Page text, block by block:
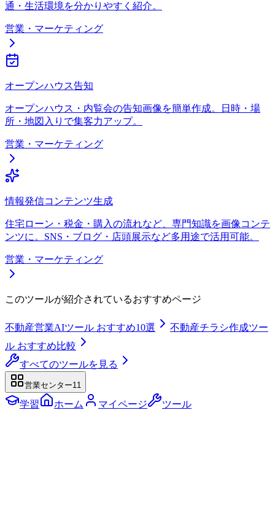
通・生活環境を分かりやすく紹介。
営業・マーケティング
オープンハウス告知
オープンハウス・内覧会の告知画像を簡単作成。日時・場
所・地図入りで集客力アップ。
営業・マーケティング
情報発信コンテンツ生成
住宅ローン・税金・購入の流れなど、専門知識を画像コンテ
ンツに。SNS・ブログ・店頭展示など多用途で活用可能。
営業・マーケティング
このツールが紹介されているおすすめページ
不動産営業AIツール おすすめ10選
不動産チラシ作成ツー
ル おすすめ比較
すべてのツールを見る
営業センター11
学習 ホーム マイページ ツール